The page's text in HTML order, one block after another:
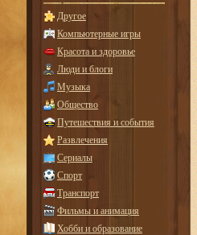
Другое
Компьютерные игры
Красота и здоровье
Люди и блоги
Музыка
Общество
Путешествия и события
Развлечения
Сериалы
Спорт
Транспорт
Фильмы и анимация
Хобби и образование